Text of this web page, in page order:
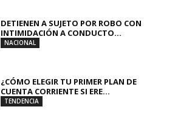
DETIENEN A SUJETO POR ROBO CON
INTIMIDACIÓN A CONDUCTO...
NACIONAL
¿CÓMO ELEGIR TU PRIMER PLAN DE
CUENTA CORRIENTE SI ERE...
TENDENCIA